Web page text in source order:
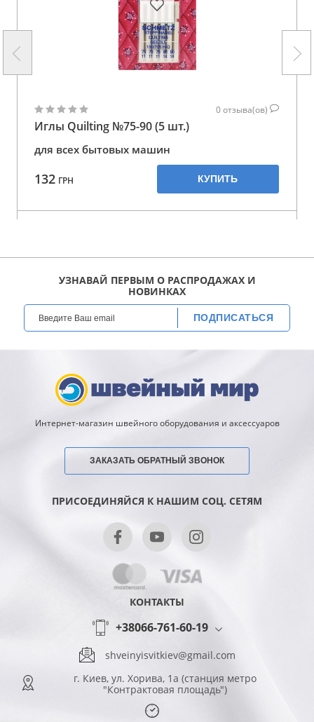
0отзыва(ов)
Иглы Quilting №75-90 (5 шт.)
для всех бытовых машин
132 ГРН КУПИТЬ
УЗНАВАЙ ПЕРВЫМ О РАСПРОДАЖАХ И
НОВИНКАХ
ПОДПИСАТЬСЯ
Интернет-магазин швейного оборудования и аксессуаров
ЗАКАЗАТЬ ОБРАТНЫЙ ЗВОНОК
ПРИСОЕДИНЯЙСЯ К НАШИМ СОЦ. СЕТЯМ
КОНТАКТЫ
+38066-761-60-19
shveinyisvitkiev@gmail.com
г. Киев, ул. Хорива, 1а (станция метро
"Контрактовая площадь")